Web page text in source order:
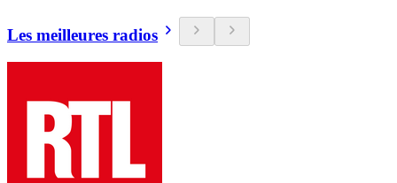
Les meilleures radios